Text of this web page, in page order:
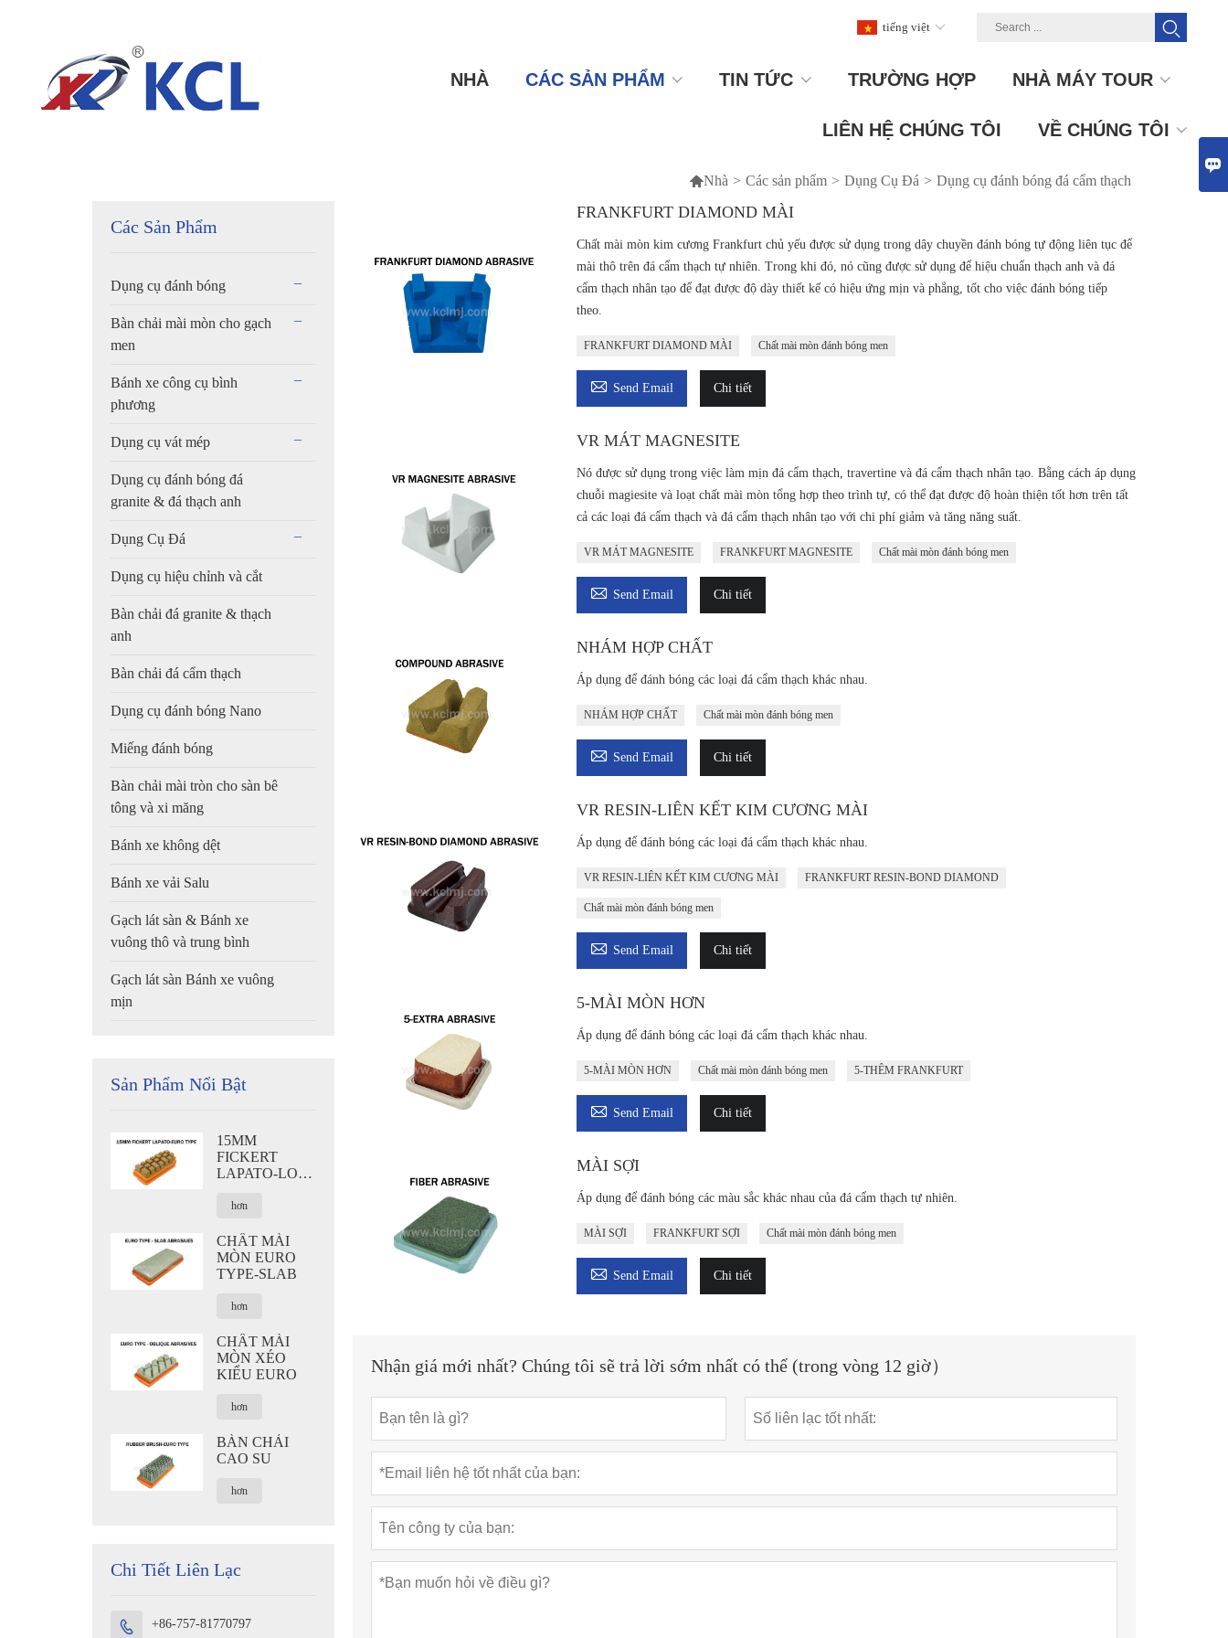
NHÀ CÁC SẢN PHẨM TIN TỨC TRƯỜNG HỢP NHÀ MÁY TOUR
LIÊN HỆ CHÚNG TÔI VỀ CHÚNG TÔI
tiếng việt
Nhà > Các sản phẩm > Dụng Cụ Đá > Dụng cụ đánh bóng đá cẩm thạch
Các Sản Phẩm
Dụng cụ đánh bóng
Bàn chải mài mòn cho gạch
men
Bánh xe công cụ bình
phương
Dụng cụ vát mép
Dụng cụ đánh bóng đá
granite & đá thạch anh
Dụng Cụ Đá
Dụng cụ hiệu chỉnh và cắt
Bàn chải đá granite & thạch
anh
Bàn chải đá cẩm thạch
Dụng cụ đánh bóng Nano
Miếng đánh bóng
Bàn chải mài tròn cho sàn bê
tông và xi măng
Bánh xe không dệt
Bánh xe vải Salu
Gạch lát sàn & Bánh xe
vuông thô và trung bình
Gạch lát sàn Bánh xe vuông
mịn
Sản Phẩm Nổi Bật
15MM
FICKERT
LAPATO-LOẠI
hơn
CHẤT MÀI
MÒN EURO
TYPE-SLAB
hơn
CHẤT MÀI
MÒN XÉO
KIỂU EURO
hơn
BÀN CHẢI
CAO SU
hơn
Chi Tiết Liên Lạc
 +86-757-81770797
FRANKFURT DIAMOND MÀI
Chất mài mòn kim cương Frankfurt chủ yếu được sử dụng trong dây chuyền đánh bóng tự động liên tục để
mài thô trên đá cẩm thạch tự nhiên. Trong khi đó, nó cũng được sử dụng để hiệu chuẩn thạch anh và đá
cẩm thạch nhân tạo để đạt được độ dày thiết kế có hiệu ứng mịn và phẳng, tốt cho việc đánh bóng tiếp
theo.
FRANKFURT DIAMOND MÀI Chất mài mòn đánh bóng men
 Send Email Chi tiết
VR MÁT MAGNESITE
Nó được sử dụng trong việc làm mịn đá cẩm thạch, travertine và đá cẩm thạch nhân tạo. Bằng cách áp dụng
chuỗi magiesite và loạt chất mài mòn tổng hợp theo trình tự, có thể đạt được độ hoàn thiện tốt hơn trên tất
cả các loại đá cẩm thạch và đá cẩm thạch nhân tạo với chi phí giảm và tăng năng suất.
VR MÁT MAGNESITE FRANKFURT MAGNESITE Chất mài mòn đánh bóng men
 Send Email Chi tiết
NHÁM HỢP CHẤT
Áp dụng để đánh bóng các loại đá cẩm thạch khác nhau.
NHÁM HỢP CHẤT Chất mài mòn đánh bóng men
 Send Email Chi tiết
VR RESIN-LIÊN KẾT KIM CƯƠNG MÀI
Áp dụng để đánh bóng các loại đá cẩm thạch khác nhau.
VR RESIN-LIÊN KẾT KIM CƯƠNG MÀI FRANKFURT RESIN-BOND DIAMOND
Chất mài mòn đánh bóng men
 Send Email Chi tiết
5-MÀI MÒN HƠN
Áp dụng để đánh bóng các loại đá cẩm thạch khác nhau.
5-MÀI MÒN HƠN Chất mài mòn đánh bóng men 5-THÊM FRANKFURT
 Send Email Chi tiết
MÀI SỢI
Áp dụng để đánh bóng các màu sắc khác nhau của đá cẩm thạch tự nhiên.
MÀI SỢI FRANKFURT SỢI Chất mài mòn đánh bóng men
 Send Email Chi tiết
Nhận giá mới nhất? Chúng tôi sẽ trả lời sớm nhất có thể (trong vòng 12 giờ）
